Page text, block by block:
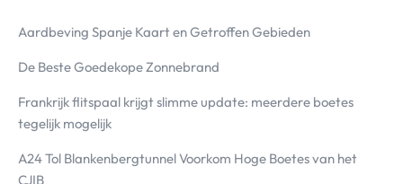
Aardbeving Spanje Kaart en Getroffen Gebieden
De Beste Goedekope Zonnebrand
Frankrijk flitspaal krijgt slimme update: meerdere boetes
tegelijk mogelijk
A24 Tol Blankenbergtunnel Voorkom Hoge Boetes van het
CJIB